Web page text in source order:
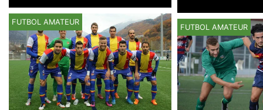
FUTBOL AMATEUR
FUTBOL AMATEUR